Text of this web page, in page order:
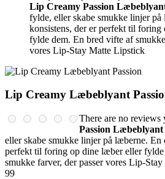
Lip Creamy Passion
fylde, eller skabe smukke linjer
konsistens, der er perfekt til
fylde dem. En bred vifte af
vores Lip-Stay Matte Lipstick
Lip Creamy Læbeblyant
There are no reviews
Passion Læbeblyant
eller skabe smukke linjer på læberne. En
perfekt til foring op dine læber eller
smukke farver, der passer vores Lip-
99